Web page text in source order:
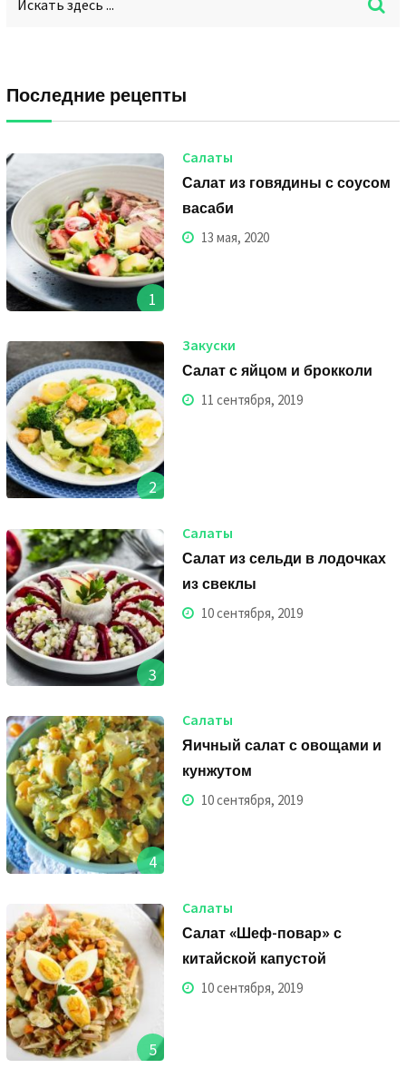
Последние рецепты
1
Салаты
Салат из говядины с соусом
васаби
13 мая, 2020
2
Закуски
Салат с яйцом и брокколи
11 сентября, 2019
3
Салаты
Салат из сельди в лодочках
из свеклы
10 сентября, 2019
4
Салаты
Яичный салат с овощами и
кунжутом
10 сентября, 2019
5
Салаты
Салат «Шеф-повар» с
китайской капустой
10 сентября, 2019